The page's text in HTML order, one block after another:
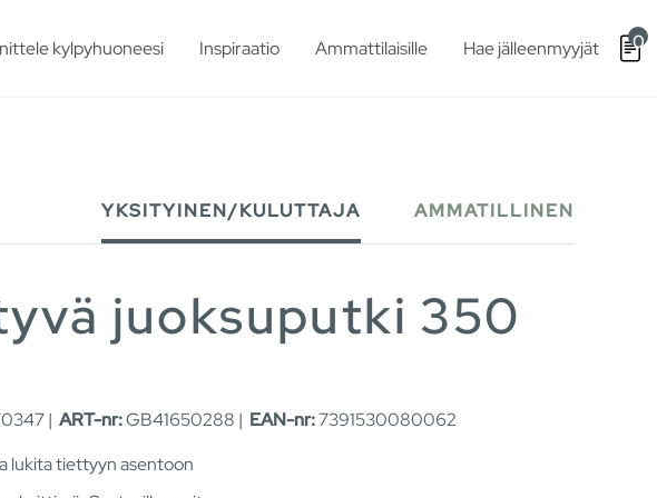
kylpyhuoneesi Inspiraatio Ammattilaisille Hae jälleenmyyjät 0
YKSITYINEN/KULUTTAJA AMMATILLINEN
juoksuputki 350
| ART-nr:GB41650288 | EAN-nr:7391530080062
lukita tiettyyn asentoon